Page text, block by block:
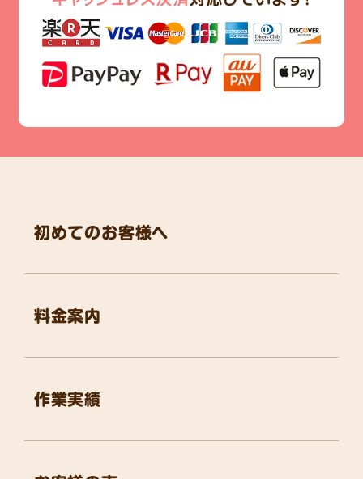
初めてのお客様へ
料金案内
作業実績